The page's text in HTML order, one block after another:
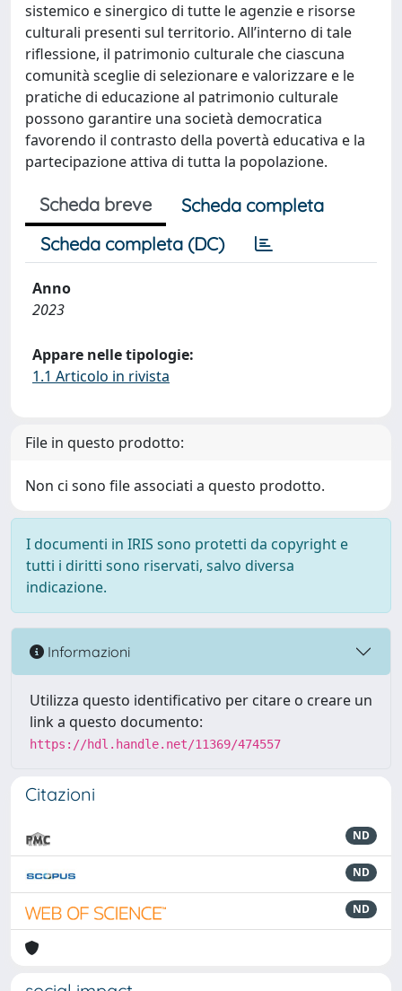
sistemico e sinergico di tutte le agenzie e risorse
culturali presenti sul territorio. All’interno di tale
riflessione, il patrimonio culturale che ciascuna
comunità sceglie di selezionare e valorizzare e le
pratiche di educazione al patrimonio culturale
possono garantire una società democratica
favorendo il contrasto della povertà educativa e la
partecipazione attiva di tutta la popolazione.
Scheda breve
Scheda completa
Scheda completa (DC)
Anno
2023
Appare nelle tipologie:
1.1 Articolo in rivista
File in questo prodotto:
Non ci sono file associati a questo prodotto.
I documenti in IRIS sono protetti da copyright e
tutti i diritti sono riservati, salvo diversa
indicazione.
Informazioni
Utilizza questo identificativo per citare o creare un
link a questo documento:
https://hdl.handle.net/11369/474557
Citazioni
ND
ND
ND